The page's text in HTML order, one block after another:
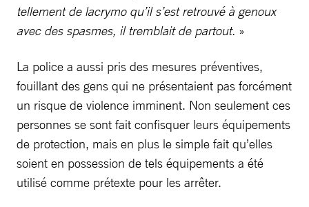
tellement de lacrymo qu’il s’est retrouvé à genoux
avec des spasmes, il tremblait de partout. »
La police a aussi pris des mesures préventives,
fouillant des gens qui ne présentaient pas forcément
un risque de violence imminent. Non seulement ces
personnes se sont fait confisquer leurs équipements
de protection, mais en plus le simple fait qu’elles
soient en possession de tels équipements a été
utilisé comme prétexte pour les arrêter.